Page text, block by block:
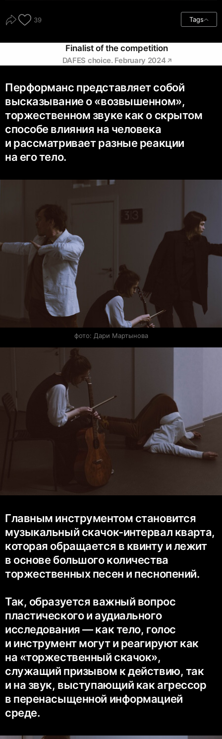
39 Tags
Finalist of the competition
DAFES choice. February 2024
Перформанс представляет собой
высказывание о «возвышенном»,
торжественном звуке как о скрытом
способе влияния на человека
и рассматривает разные реакции
на его тело.
фото: Дари Мартынова
Главным инструментом становится
музыкальный скачок-интервал кварта,
которая обращается в квинту и лежит
в основе большого количества
торжественных песен и песнопений.
Так, образуется важный вопрос
пластического и аудиального
исследования — как тело, голос
и инструмент могут и реагируют как
на «торжественный скачок»,
служащий призывом к действию, так
и на звук, выступающий как агрессор
в перенасыщенной информацией
среде.